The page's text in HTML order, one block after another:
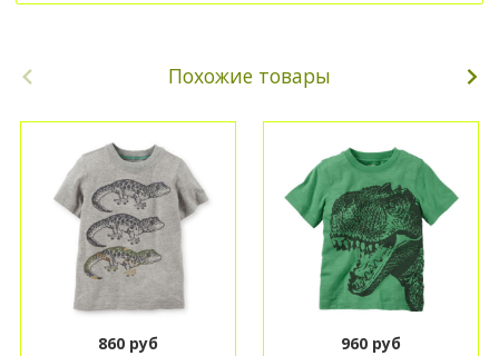
Похожие товары
860 руб 960 руб